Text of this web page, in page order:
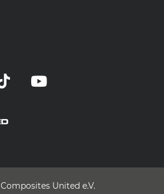
Composites United e.V.